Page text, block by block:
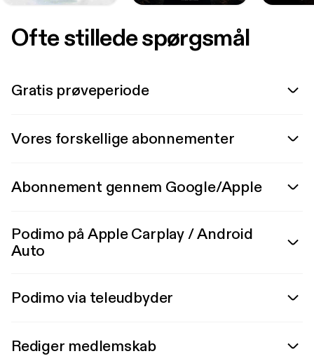
Ofte stillede spørgsmål
Gratis prøveperiode
Vores forskellige abonnementer
Abonnement gennem Google/Apple
Podimo på Apple Carplay / Android
Auto
Podimo via teleudbyder
Rediger medlemskab